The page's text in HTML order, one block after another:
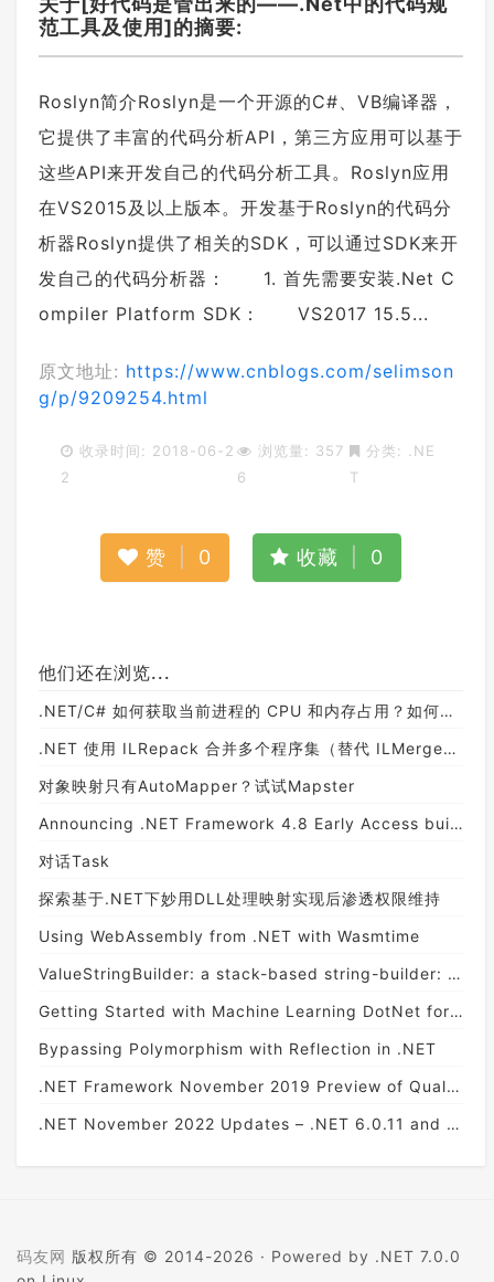
范工具及使用]的摘要:
Roslyn简介Roslyn是一个开源的C#、VB编译器，
它提供了丰富的代码分析API，第三方应用可以基于
这些API来开发自己的代码分析工具。Roslyn应用
在VS2015及以上版本。开发基于Roslyn的代码分
析器Roslyn提供了相关的SDK，可以通过SDK来开
发自己的代码分析器： 1. 首先需要安装.Net C
ompiler Platform SDK： VS2017 15.5...
原文地址: https://www.cnblogs.com/selimson
g/p/9209254.html
收录时间: 2018-06-2
2
浏览量: 357
6
分类:
.NE
T
赞 0 收藏 0
他们还在浏览...
.NET/C# 如何获取当前进程的 CPU 和内存占用？如何获取全局 CPU 和内存占用？
.NET 使用 ILRepack 合并多个程序集（替代 ILMerge），避免引入额外的依赖
对象映射只有AutoMapper？试试Mapster
Announcing .NET Framework 4.8 Early Access build 3673
对话Task
探索基于.NET下妙用DLL处理映射实现后渗透权限维持
Using WebAssembly from .NET with Wasmtime
ValueStringBuilder: a stack-based string-builder: A deep dive on StringBuilder - Part 6
Getting Started with Machine Learning DotNet for Clustering Model
Bypassing Polymorphism with Reflection in .NET
.NET Framework November 2019 Preview of Quality Rollup
.NET November 2022 Updates – .NET 6.0.11 and .NET Core 3.1.31
码友网 版权所有 © 2014-2026 · Powered by .NET 7.0.0